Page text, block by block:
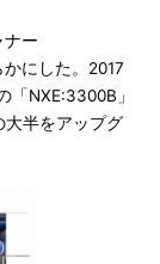
ー
にした。2017
NXE:3300B」
大半をアップグ